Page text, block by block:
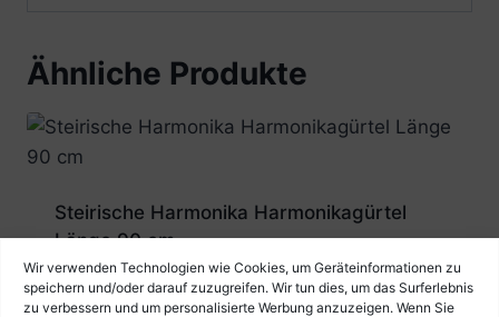
Wir verwenden Technologien wie Cookies, um Geräteinformationen zu
speichern und/oder darauf zuzugreifen. Wir tun dies, um das Surferlebnis
zu verbessern und um personalisierte Werbung anzuzeigen. Wenn Sie
Ähnliche Produkte
Steirische Harmonika Harmonikagürtel
Länge 90 cm
€69,90